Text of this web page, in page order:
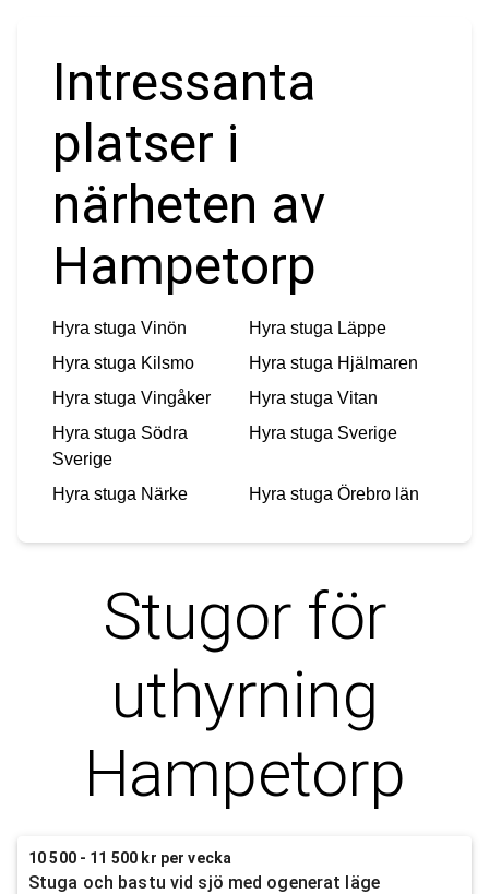
Intressanta
platser i
närheten av
Hampetorp
Hyra stuga Vinön Hyra stuga Läppe
Hyra stuga Kilsmo Hyra stuga Hjälmaren
Hyra stuga Vingåker Hyra stuga Vitan
Hyra stuga Södra
Sverige
Hyra stuga Sverige
Hyra stuga Närke Hyra stuga Örebro län
Stugor för
uthyrning
Hampetorp
10 500 - 11 500 kr per vecka
Stuga och bastu vid sjö med ogenerat läge